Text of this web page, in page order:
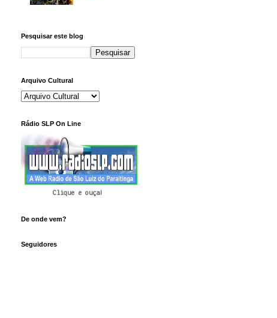
Pesquisar este blog
Arquivo Cultural
Rádio SLP On Line
Clique e ouça!
De onde vem?
Seguidores